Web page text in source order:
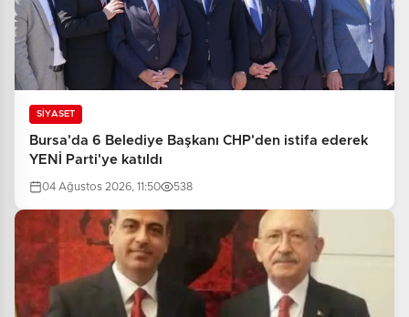
SİYASET
Bursa'da 6 Belediye Başkanı CHP'den istifa ederek
YENİ Parti'ye katıldı
04 Ağustos 2026, 11:50 538